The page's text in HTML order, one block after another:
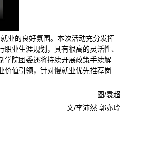
业的良好氛围。本次活动充分发挥
业生涯规划，具有很高的灵活性、
学院团委还将持续开展政策手续解
价值引领，针对慢就业优先推荐岗
图/袁超
文/李沛然 郭亦玲